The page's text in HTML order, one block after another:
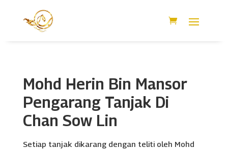
Mohd Herin Bin Mansor
Pengarang Tanjak Di
Chan Sow Lin
Setiap tanjak dikarang dengan teliti oleh Mohd